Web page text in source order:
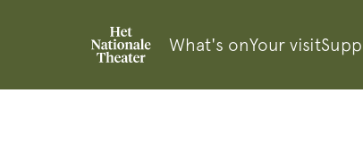
What's onYour visit